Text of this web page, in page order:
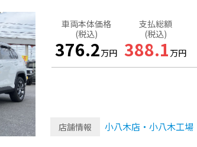
車両本体価格
(税込)
376.2万円
支払総額
(税込)
388.1 万円
店舗情報 小八木店・小八木工場